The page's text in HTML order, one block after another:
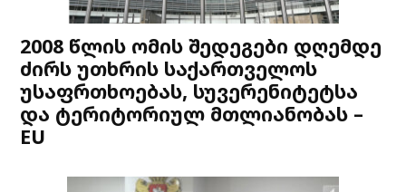
2008 წლის ომის შედეგები დღემდე
ძირს უთხრის საქართველოს
უსაფრთხოებას, სუვერენიტეტსა
და ტერიტორიულ მთლიანობას –
EU